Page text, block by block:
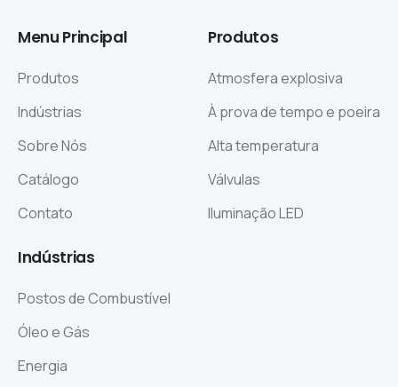
Menu Principal
Produtos
Indústrias
Sobre Nós
Catálogo
Contato
Produtos
Atmosfera explosiva
À prova de tempo e poeira
Alta temperatura
Válvulas
Iluminação LED
Indústrias
Postos de Combustível
Óleo e Gás
Energia